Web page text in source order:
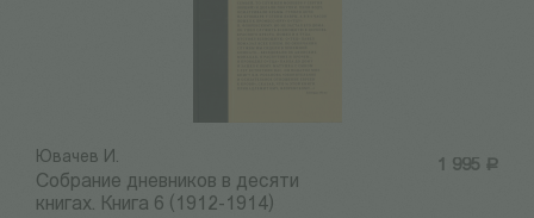
1 995 Р
Ювачев И.
Собрание дневников в десяти
книгах. Книга 6 (1912-1914)